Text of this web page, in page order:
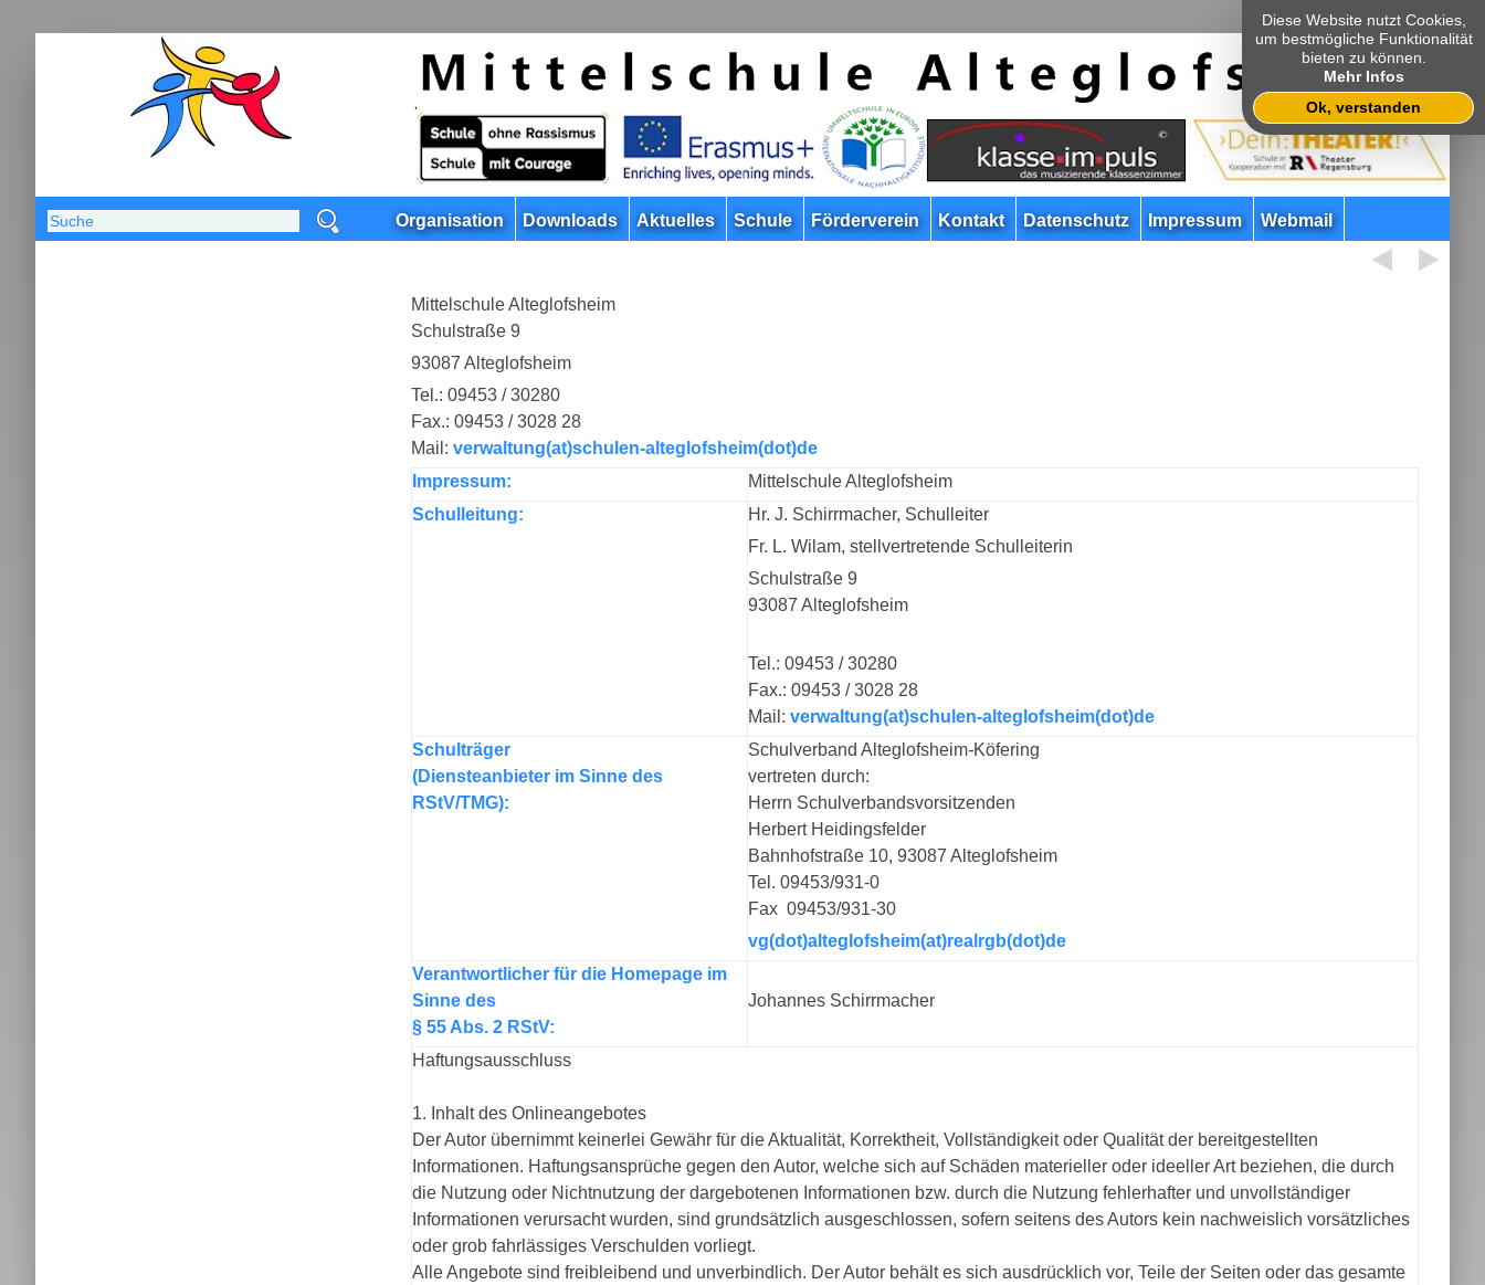
Organisation Downloads Aktuelles Schule Förderverein Kontakt Datenschutz Impressum Webmail
Mittelschule Alteglofsheim
Schulstraße 9
93087 Alteglofsheim
Tel.: 09453 / 30280
Fax.: 09453 / 3028 28
Mail: verwaltung(at)schulen-alteglofsheim(dot)de
Impressum:
Mittelschule Alteglofsheim
Schulleitung:
Hr. J. Schirrmacher, Schulleiter
Fr. L. Wilam, stellvertretende Schulleiterin
Schulstraße 9
93087 Alteglofsheim
Tel.: 09453 / 30280
Fax.: 09453 / 3028 28
Mail: verwaltung(at)schulen-alteglofsheim(dot)de
Schulträger
(Diensteanbieter im Sinne des
RStV/TMG):
Schulverband Alteglofsheim-Köfering
vertreten durch:
Herrn Schulverbandsvorsitzenden
Herbert Heidingsfelder
Bahnhofstraße 10, 93087 Alteglofsheim
Tel. 09453/931-0
Fax 09453/931-30
vg(dot)alteglofsheim(at)realrgb(dot)de
Verantwortlicher für die Homepage im
Sinne des
§ 55 Abs. 2 RStV:
Johannes Schirrmacher
Haftungsausschluss
1. Inhalt des Onlineangebotes
Der Autor übernimmt keinerlei Gewähr für die Aktualität, Korrektheit, Vollständigkeit oder Qualität der bereitgestellten
Informationen. Haftungsansprüche gegen den Autor, welche sich auf Schäden materieller oder ideeller Art beziehen, die durch
die Nutzung oder Nichtnutzung der dargebotenen Informationen bzw. durch die Nutzung fehlerhafter und unvollständiger
Informationen verursacht wurden, sind grundsätzlich ausgeschlossen, sofern seitens des Autors kein nachweislich vorsätzliches
oder grob fahrlässiges Verschulden vorliegt.
Alle Angebote sind freibleibend und unverbindlich. Der Autor behält es sich ausdrücklich vor, Teile der Seiten oder das gesamte
Diese Website nutzt Cookies,
um bestmögliche Funktionalität
bieten zu können.
Mehr Infos
Ok, verstanden